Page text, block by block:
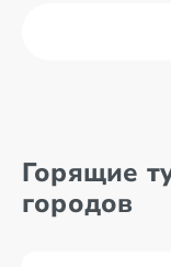
Горящие
городов